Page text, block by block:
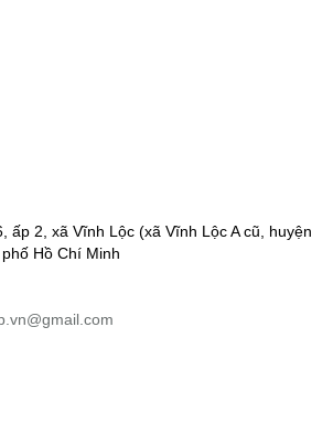
ấp 2, xã Vĩnh Lộc (xã Vĩnh Lộc A cũ, huyện
Hồ Chí Minh